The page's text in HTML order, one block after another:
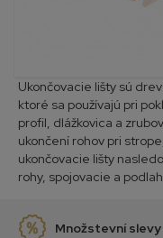
Ukončovacie lišty sú
ktoré sa používajú pri
profil, dlážkovica a
ukončení rohov pri
ukončovacie lišty
rohy, spojovacie a
Množstevní slevy